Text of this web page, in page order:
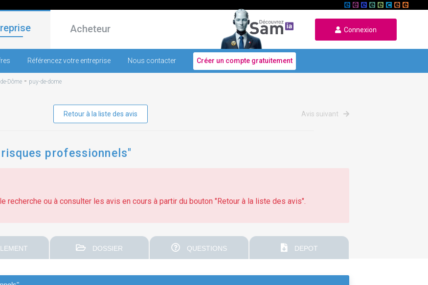
Acheteur Connexion
Référencez votre entreprise Nous contacter Créer un compte gratuitement
Dôme - puy-de-dome
Retour à la liste des avis Avis suivant
professionnels"
recherche ou à consulter les avis en cours à partir du bouton "Retour à la liste des avis".
DOSSIER QUESTIONS DEPOT